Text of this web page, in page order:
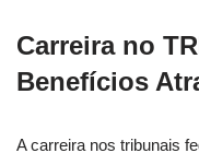
Carreira no
Benefícios
A carreira nos tribunais